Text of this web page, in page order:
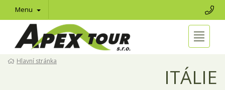
Menu
Hlavní stránka
ITÁLIE